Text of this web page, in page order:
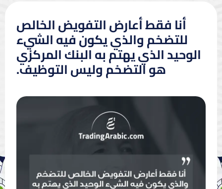
أنا فقط أعارض التفويض الخالص
للتضخم والذي يكون فيه الشيء
الوحيد الذي يهتم به البنك المركزي
هو التضخم وليس التوظيف.